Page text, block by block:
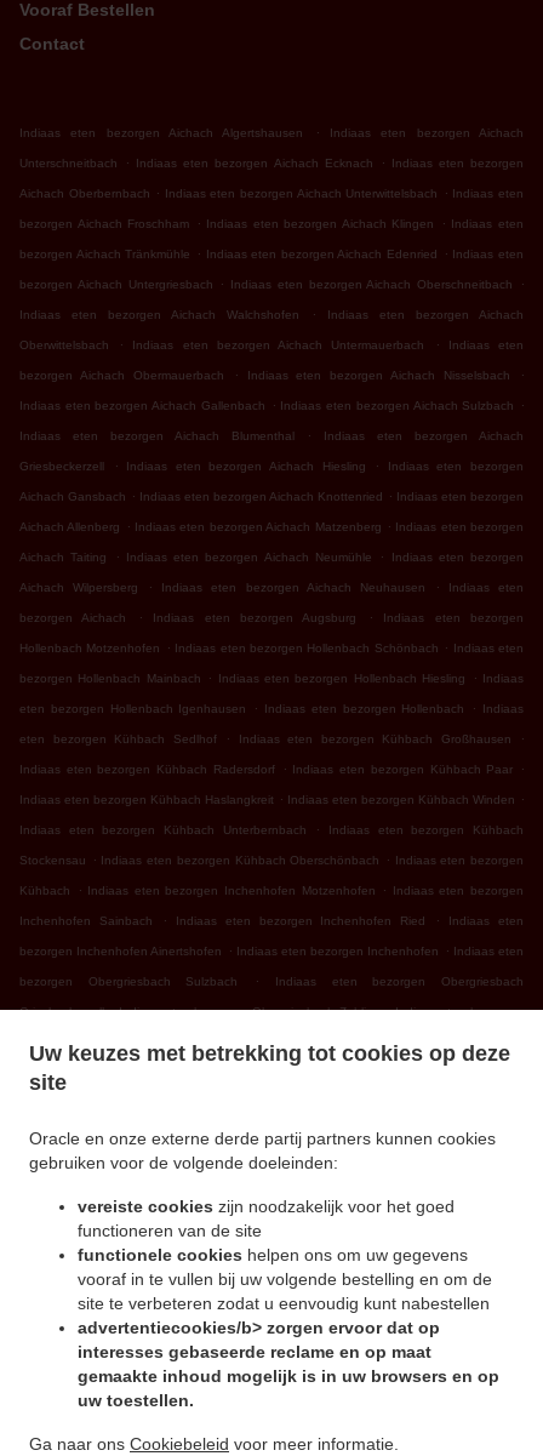
Uw keuzes met betrekking tot cookies op deze
site
Oracle en onze externe derde partij partners kunnen cookies
gebruiken voor de volgende doeleinden:
vereiste cookies zijn noodzakelijk voor het goed
functioneren van de site
functionele cookies helpen ons om uw gegevens
vooraf in te vullen bij uw volgende bestelling en om de
site te verbeteren zodat u eenvoudig kunt nabestellen
advertentiecookies/b> zorgen ervoor dat op
interesses gebaseerde reclame en op maat
gemaakte inhoud mogelijk is in uw browsers en op
uw toestellen.
Ga naar ons Cookiebeleid voor meer informatie.
Vooraf Bestellen
Contact
Indiaas eten bezorgen Aichach Algertshausen . Indiaas eten bezorgen Aichach
Unterschneitbach . Indiaas eten bezorgen Aichach Ecknach . Indiaas eten bezorgen
Aichach Oberbernbach . Indiaas eten bezorgen Aichach Unterwittelsbach . Indiaas eten
bezorgen Aichach Froschham . Indiaas eten bezorgen Aichach Klingen . Indiaas eten
bezorgen Aichach Tränkmühle . Indiaas eten bezorgen Aichach Edenried . Indiaas eten
bezorgen Aichach Untergriesbach . Indiaas eten bezorgen Aichach Oberschneitbach .
Indiaas eten bezorgen Aichach Walchshofen . Indiaas eten bezorgen Aichach
Oberwittelsbach . Indiaas eten bezorgen Aichach Untermauerbach . Indiaas eten
bezorgen Aichach Obermauerbach . Indiaas eten bezorgen Aichach Nisselsbach .
Indiaas eten bezorgen Aichach Gallenbach . Indiaas eten bezorgen Aichach Sulzbach .
Indiaas eten bezorgen Aichach Blumenthal . Indiaas eten bezorgen Aichach
Griesbeckerzell . Indiaas eten bezorgen Aichach Hiesling . Indiaas eten bezorgen
Aichach Gansbach . Indiaas eten bezorgen Aichach Knottenried . Indiaas eten bezorgen
Aichach Allenberg . Indiaas eten bezorgen Aichach Matzenberg . Indiaas eten bezorgen
Aichach Taiting . Indiaas eten bezorgen Aichach Neumühle . Indiaas eten bezorgen
Aichach Wilpersberg . Indiaas eten bezorgen Aichach Neuhausen . Indiaas eten
bezorgen Aichach . Indiaas eten bezorgen Augsburg . Indiaas eten bezorgen
Hollenbach Motzenhofen . Indiaas eten bezorgen Hollenbach Schönbach . Indiaas eten
bezorgen Hollenbach Mainbach . Indiaas eten bezorgen Hollenbach Hiesling . Indiaas
eten bezorgen Hollenbach Igenhausen . Indiaas eten bezorgen Hollenbach . Indiaas
eten bezorgen Kühbach Sedlhof . Indiaas eten bezorgen Kühbach Großhausen .
Indiaas eten bezorgen Kühbach Radersdorf . Indiaas eten bezorgen Kühbach Paar .
Indiaas eten bezorgen Kühbach Haslangkreit . Indiaas eten bezorgen Kühbach Winden .
Indiaas eten bezorgen Kühbach Unterbernbach . Indiaas eten bezorgen Kühbach
Stockensau . Indiaas eten bezorgen Kühbach Oberschönbach . Indiaas eten bezorgen
Kühbach . Indiaas eten bezorgen Inchenhofen Motzenhofen . Indiaas eten bezorgen
Inchenhofen Sainbach . Indiaas eten bezorgen Inchenhofen Ried . Indiaas eten
bezorgen Inchenhofen Ainertshofen . Indiaas eten bezorgen Inchenhofen . Indiaas eten
bezorgen Obergriesbach Sulzbach . Indiaas eten bezorgen Obergriesbach
Griesbeckerzell . Indiaas eten bezorgen Obergriesbach Zahling . Indiaas eten bezorgen
Obergriesbach Edenried Indiaas eten bezorgen Obergriesbach Indiaas eten bezorgen
Altomünster Xyger
bezorgen Altomünster Rudersberg Indiaas eten bezorgen Altomünster Teufelsberg
Indiaas eten bezorgen Altomünster . Indiaas eten bezorgen Sielenbach Gollenhof
Schafhausen Indiaas eten bezorgen Sielenbach .
Wessiszell . Indiaas eten bezorgen Dasing Laimering . Indiaas eten bezorgen Dasing
Indiaas eten bezorgen Dasing Bitzenhofen . Indiaas eten bezorgen Dasing
. . Indiaas eten bezorgen Schiltberg
Untermauerbach Indiaas eten bezorgen Schiltberg Allenberg Indiaas eten bezorgen
Schiltberg Rapperzell . Indiaas eten bezorgen Schiltberg Bergen . Indiaas eten bezorgen
Schiltberg Gundertshausen . Indiaas eten bezorgen Schiltberg
Gachenbach Westerham Indiaas eten bezorgen Gachenbach